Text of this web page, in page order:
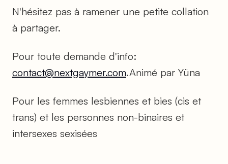
N'hésitez pas à ramener une petite collation
à partager.
Pour toute demande d'info:
contact@nextgaymer.com.Animé par Yüna
Pour les femmes lesbiennes et bies (cis et
trans) et les personnes non-binaires et
intersexes sexisées